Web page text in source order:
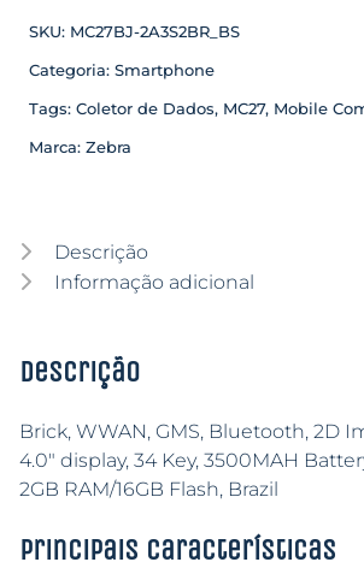
SKU: MC27BJ-2A3S2BR_BS
Categoria: Smartphone
Tags: Coletor de Dados, MC27, Mobile
Marca: Zebra
Descrição
Informação adicional
Descrição
Brick, WWAN, GMS, Bluetooth, 2D
4.0″ display, 34 Key, 3500MAH
2GB RAM/16GB Flash, Brazil
Principais características